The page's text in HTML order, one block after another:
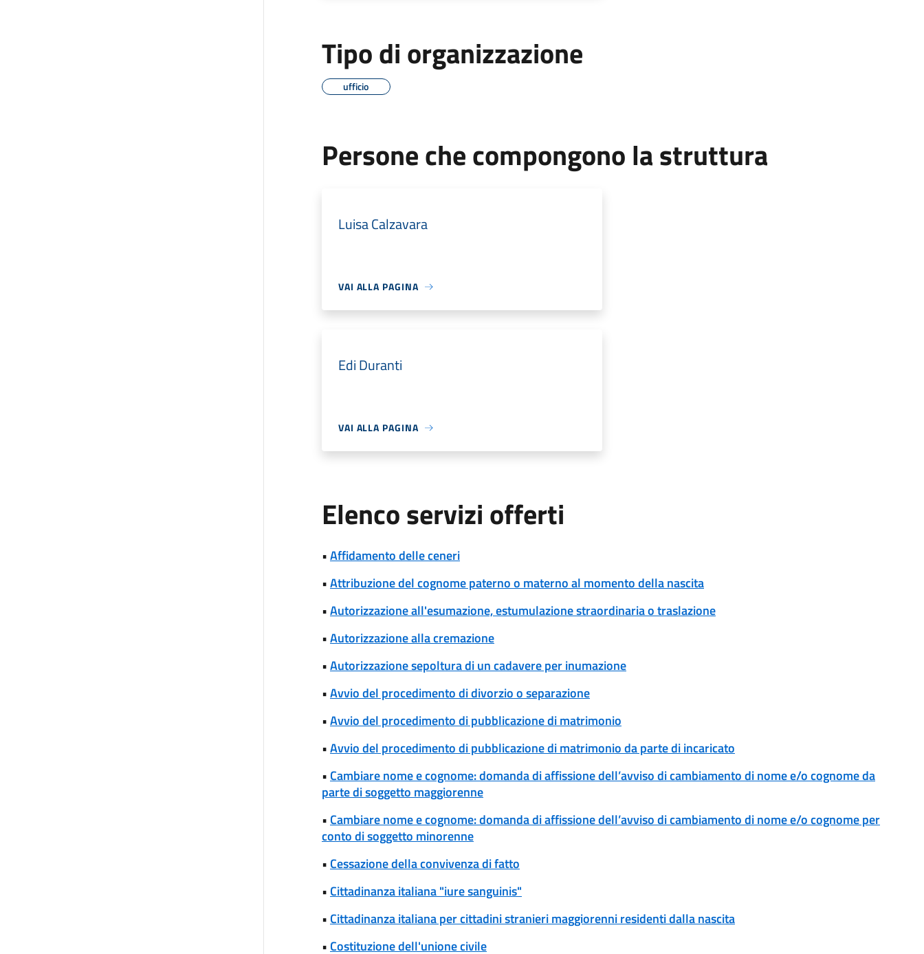
Tipo di organizzazione
ufficio
Persone che compongono la struttura
Luisa Calzavara
VAI ALLA PAGINA
Edi Duranti
VAI ALLA PAGINA
Elenco servizi offerti
•Affidamento delle ceneri
•Attribuzione del cognome paterno o materno al momento della nascita
•Autorizzazione all'esumazione, estumulazione straordinaria o traslazione
•Autorizzazione alla cremazione
•Autorizzazione sepoltura di un cadavere per inumazione
•Avvio del procedimento di divorzio o separazione
•Avvio del procedimento di pubblicazione di matrimonio
•Avvio del procedimento di pubblicazione di matrimonio da parte di incaricato
• Cambiare nome e cognome: domanda di affissione dell’avviso di cambiamento di nome e/o cognome da
parte di soggetto maggiorenne
• Cambiare nome e cognome: domanda di affissione dell’avviso di cambiamento di nome e/o cognome per
conto di soggetto minorenne
• Cessazione della convivenza di fatto
• Cittadinanza italiana "iure sanguinis"
• Cittadinanza italiana per cittadini stranieri maggiorenni residenti dalla nascita
• Costituzione dell'unione civile